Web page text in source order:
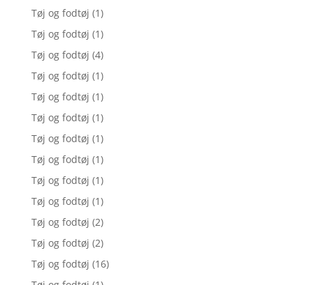
Tøj og fodtøj (1)
Tøj og fodtøj (1)
Tøj og fodtøj (4)
Tøj og fodtøj (1)
Tøj og fodtøj (1)
Tøj og fodtøj (1)
Tøj og fodtøj (1)
Tøj og fodtøj (1)
Tøj og fodtøj (1)
Tøj og fodtøj (1)
Tøj og fodtøj (2)
Tøj og fodtøj (2)
Tøj og fodtøj (16)